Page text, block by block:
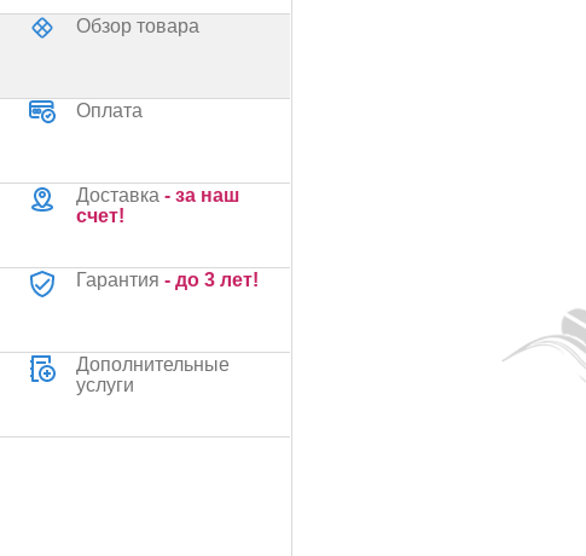
Обзор товара
Оплата
Доставка - за наш
счет!
Гарантия - до 3 лет!
Дополнительные
услуги